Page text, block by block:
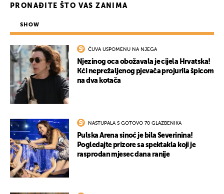
PRONAĐITE ŠTO VAS ZANIMA
SHOW
ČUVA USPOMENU NA NJEGA
Njezinog oca obožavala je cijela Hrvatska!
Kći neprežaljenog pjevača projurila špicom
na dva kotača
NASTUPALA S GOTOVO 70 GLAZBENIKA
Pulska Arena sinoć je bila Severinina!
Pogledajte prizore sa spektakla koji je
rasprodan mjesec dana ranije